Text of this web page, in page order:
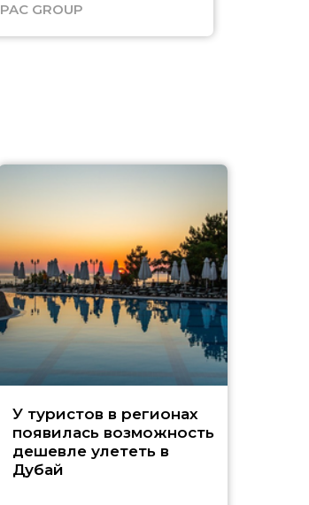
PAC GROUP
У туристов в регионах
появилась возможность
дешевле улететь в
Дубай